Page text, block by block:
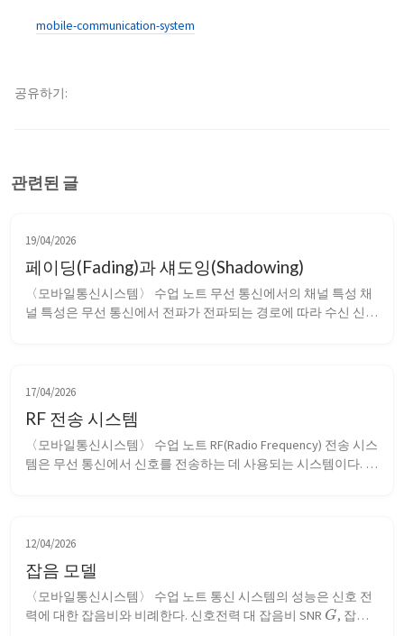
mobile-communication-system
공유하기
관련된 글
19/04/2026
페이딩(Fading)과 섀도잉(Shadowing)
〈모바일통신시스템〉 수업 노트 무선 통신에서의 채널 특성 채
널 특성은 무선 통신에서 전파가 전파되는 경로에 따라 수신 신
겪는 신호 강도의 변화를 의미...
17/04/2026
RF 전송 시스템
〈모바일통신시스템〉 수업 노트 RF(Radio Frequency) 전송 시스
템은 무선 통신에서 신호를 전송하는 데 사용되는 시스템이다. 시
통 파장의 1...
12/04/2026
잡음 모델
〈모바일통신시스템〉 수업 노트 통신 시스템의 성능은 신호 전
력에 대한 잡음비와 비례한다. 신호전력 대 잡음비 SNR G , 잡음
f F